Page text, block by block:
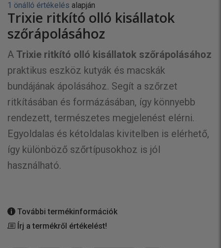
1 önálló értékelés alapján
Trixie ritkító olló kisállatok
szőrápolásához
A Trixie ritkító olló kisállatok szőrápolásához
praktikus eszköz kutyák és macskák
bundájának ápolásához. Segít a szőrzet
ritkításában és formázásában, így könnyebb
rendezett, természetes megjelenést elérni.
Egyoldalas és kétoldalas kivitelben is elérhető,
így különböző szőrtípusokhoz is jól
használható.
További termékinformációk
Írj a termékről értékelést!